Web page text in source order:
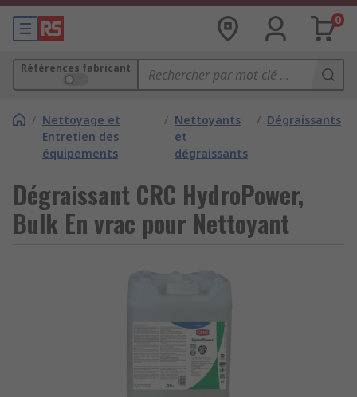
0
Références fabricant
/ Nettoyage et
Entretien des
équipements
/ Nettoyants
et
dégraissants
/ Dégraissants
Dégraissant CRC HydroPower,
Bulk En vrac pour Nettoyant